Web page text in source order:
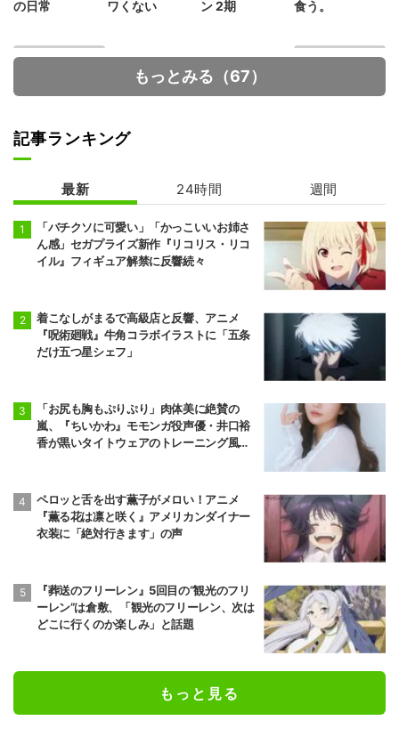
の日常
ワくない
ン 2期
食う。
魔術師クノンは
見えている
地獄楽 第2期
もっとみる（67）
記事ランキング
最新 24時間 週間
「バチクソに可愛い」「かっこいいお姉さ
ん感」セガプライズ新作『リコリス・リコ
イル』フィギュア解禁に反響続々
着こなしがまるで高級店と反響、アニメ
『呪術廻戦』牛角コラボイラストに「五条
だけ五つ星シェフ」
「お尻も胸もぷりぷり」肉体美に絶賛の
嵐、『ちいかわ』モモンガ役声優・井口裕
香が黒いタイトウェアのトレーニング風景
ペロッと舌を出す薫子がメロい！アニメ
『薫る花は凛と咲く』アメリカンダイナー
衣装に「絶対行きます」の声
『葬送のフリーレン』5回目の“観光のフリ
ーレン”は倉敷、「観光のフリーレン、次は
どこに行くのか楽しみ」と話題
もっと見る